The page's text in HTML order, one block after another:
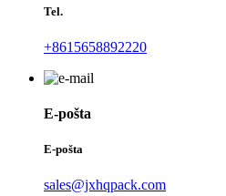
Tel.
+8615658892220
E-pošta
E-pošta
sales@jxhqpack.com